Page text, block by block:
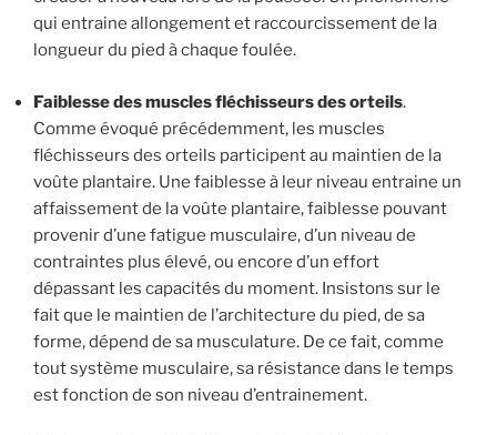
qui entraine allongement et raccourcissement de la
longueur du pied à chaque foulée.
Faiblesse des muscles fléchisseurs des orteils.
Comme évoqué précédemment, les muscles
fléchisseurs des orteils participent au maintien de la
voûte plantaire. Une faiblesse à leur niveau entraine un
affaissement de la voûte plantaire, faiblesse pouvant
provenir d’une fatigue musculaire, d’un niveau de
contraintes plus élevé, ou encore d’un effort
dépassant les capacités du moment. Insistons sur le
fait que le maintien de l’architecture du pied, de sa
forme, dépend de sa musculature. De ce fait, comme
tout système musculaire, sa résistance dans le temps
est fonction de son niveau d’entrainement.